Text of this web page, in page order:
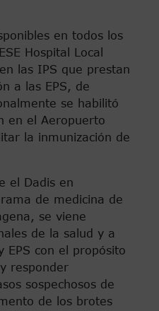
en todos los
Hospital Local
las IPS que prestan
a las EPS, de
se habilitó
en el Aeropuerto
la inmunización de
el Dadis en
de medicina de
se viene
de la salud y a
EPS con el propósito
responder
sospechosos de
de los brotes